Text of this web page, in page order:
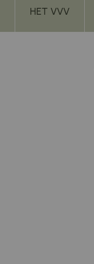
HET VVV